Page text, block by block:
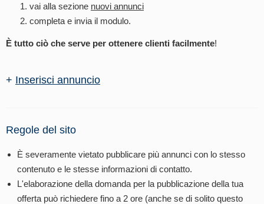
vai alla sezione nuovi annunci
completa e invia il modulo.
È tutto ciò che serve per ottenere clienti facilmente!
+ Inserisci annuncio
Regole del sito
È severamente vietato pubblicare più annunci con lo stesso
contenuto e le stesse informazioni di contatto.
L'elaborazione della domanda per la pubblicazione della tua
offerta può richiedere fino a 2 ore (anche se di solito questo